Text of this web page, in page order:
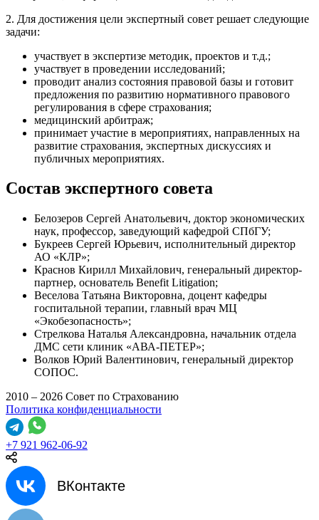
2. Для достижения цели экспертный совет решает следующие
задачи:
участвует в экспертизе методик, проектов и т.д.;
участвует в проведении исследований;
проводит анализ состояния правовой базы и готовит
предложения по развитию нормативного правового
регулирования в сфере страхования;
медицинский арбитраж;
принимает участие в мероприятиях, направленных на
развитие страхования, экспертных дискуссиях и
публичных мероприятиях.
Состав экспертного совета
Белозеров Сергей Анатольевич, доктор экономических
наук, профессор, заведующий кафедрой СПбГУ;
Букреев Сергей Юрьевич, исполнительный директор
АО «КЛР»;
Краснов Кирилл Михайлович, генеральный директор-
партнер, основатель Benefit Litigation;
Веселова Татьяна Викторовна, доцент кафедры
госпитальной терапии, главный врач МЦ
«Экобезопасность»;
Стрелкова Наталья Александровна, начальник отдела
ДМС сети клиник «АВА-ПЕТЕР»;
Волков Юрий Валентинович, генеральный директор
СОПОС.
2010 – 2026 Совет по Страхованию
Политика конфиденциальности
+7 921 962-06-92
ВКонтакте